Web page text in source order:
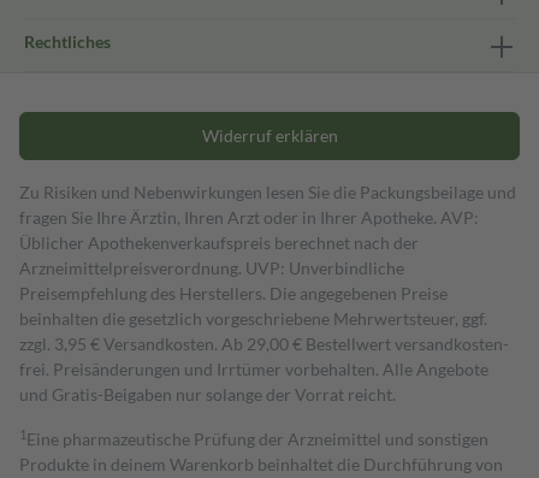
Rechtliches
Widerruf erklären
Zu Risiken und Nebenwirkungen lesen Sie die Packungsbeilage und
fragen Sie Ihre Ärztin, Ihren Arzt oder in Ihrer Apotheke. AVP:
Üblicher Apothekenverkaufspreis berechnet nach der
Arzneimittelpreisverordnung. UVP: Unverbindliche
Preisempfehlung des Herstellers. Die angegebenen Preise
beinhalten die gesetzlich vorgeschriebene Mehrwertsteuer, ggf.
zzgl. 3,95 € Versandkosten. Ab 29,00 € Bestell­wert versand­kosten­
frei. Preisänderungen und Irrtümer vorbehalten. Alle Angebote
und Gratis-Beigaben nur solange der Vorrat reicht.
1 Eine pharmazeutische Prüfung der Arzneimittel und sonstigen
Produkte in deinem Warenkorb beinhaltet die Durchführung von